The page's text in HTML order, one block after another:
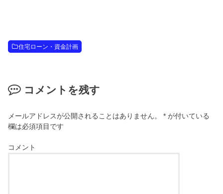
住宅ローン・資金計画
コメントを残す
メールアドレスが公開されることはありません。 * が付いている
欄は必須項目です
コメント